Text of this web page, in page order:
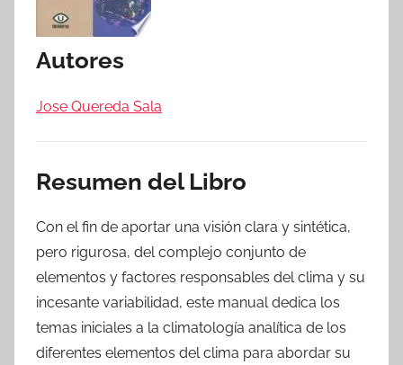
Autores
Jose Quereda Sala
Resumen del Libro
Con el fin de aportar una visión clara y sintética,
pero rigurosa, del complejo conjunto de
elementos y factores responsables del clima y su
incesante variabilidad, este manual dedica los
temas iniciales a la climatología analítica de los
diferentes elementos del clima para abordar su